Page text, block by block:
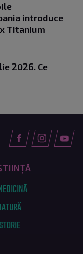
introduce
Titanium
2026. Ce